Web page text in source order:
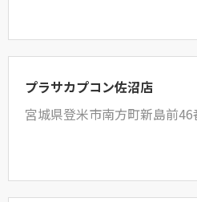
プラサカプコン佐沼店
宮城県登米市南方町新島前